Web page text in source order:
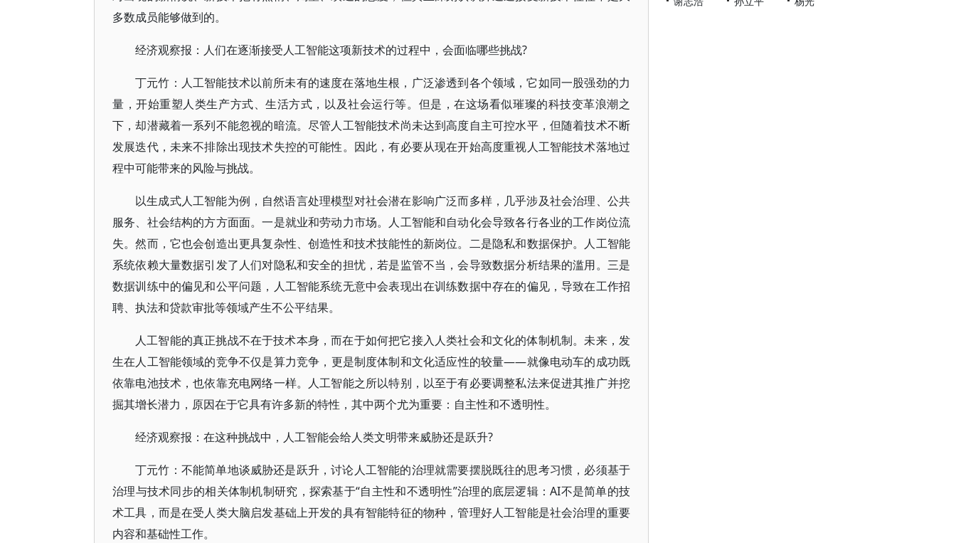
多数成员能够做到的。
经济观察报：人们在逐渐接受人工智能这项新技术的过程中，会面临哪些挑战?
丁元竹：人工智能技术以前所未有的速度在落地生根，广泛渗透到各个领域，它如同一股强劲的力
量，开始重塑人类生产方式、生活方式，以及社会运行等。但是，在这场看似璀璨的科技变革浪潮之
下，却潜藏着一系列不能忽视的暗流。尽管人工智能技术尚未达到高度自主可控水平，但随着技术不断
发展迭代，未来不排除出现技术失控的可能性。因此，有必要从现在开始高度重视人工智能技术落地过
程中可能带来的风险与挑战。
以生成式人工智能为例，自然语言处理模型对社会潜在影响广泛而多样，几乎涉及社会治理、公共
服务、社会结构的方方面面。一是就业和劳动力市场。人工智能和自动化会导致各行各业的工作岗位流
失。然而，它也会创造出更具复杂性、创造性和技术技能性的新岗位。二是隐私和数据保护。人工智能
系统依赖大量数据引发了人们对隐私和安全的担忧，若是监管不当，会导致数据分析结果的滥用。三是
数据训练中的偏见和公平问题，人工智能系统无意中会表现出在训练数据中存在的偏见，导致在工作招
聘、执法和贷款审批等领域产生不公平结果。
人工智能的真正挑战不在于技术本身，而在于如何把它接入人类社会和文化的体制机制。未来，发
生在人工智能领域的竞争不仅是算力竞争，更是制度体制和文化适应性的较量——就像电动车的成功既
依靠电池技术，也依靠充电网络一样。人工智能之所以特别，以至于有必要调整私法来促进其推广并挖
掘其增长潜力，原因在于它具有许多新的特性，其中两个尤为重要：自主性和不透明性。
经济观察报：在这种挑战中，人工智能会给人类文明带来威胁还是跃升?
丁元竹：不能简单地谈威胁还是跃升，讨论人工智能的治理就需要摆脱既往的思考习惯，必须基于
治理与技术同步的相关体制机制研究，探索基于“自主性和不透明性”治理的底层逻辑：AI不是简单的技
术工具，而是在受人类大脑启发基础上开发的具有智能特征的物种，管理好人工智能是社会治理的重要
内容和基础性工作。